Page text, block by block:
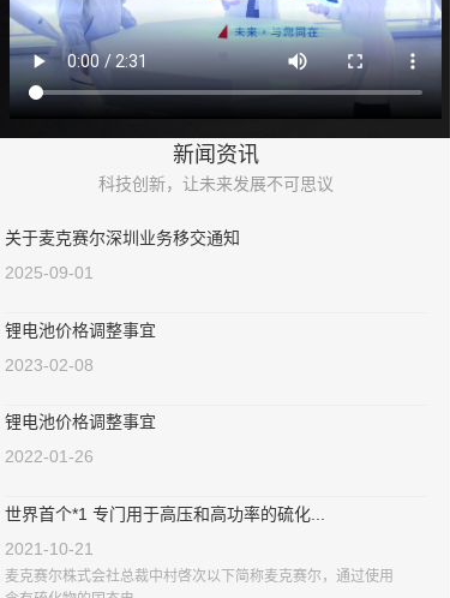
新闻资讯
科技创新，让未来发展不可思议
关于麦克赛尔深圳业务移交通知
2025-09-01
锂电池价格调整事宜
2023-02-08
锂电池价格调整事宜
2022-01-26
世界首个*1 专门用于高压和高功率的硫化...
2021-10-21
麦克赛尔株式会社总裁中村啓次以下简称麦克赛尔，通过使用